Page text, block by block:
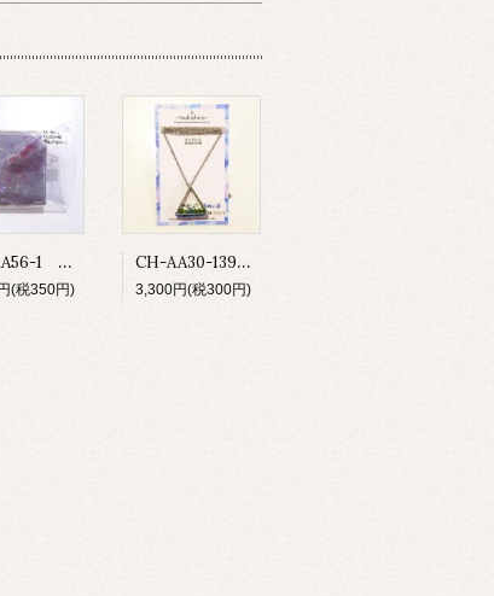
CH-AA56-1 お薬付ピルケース
(税350円)
CH-AA30-139 鉱物の庭 ネックレス
3,300円(税300円)